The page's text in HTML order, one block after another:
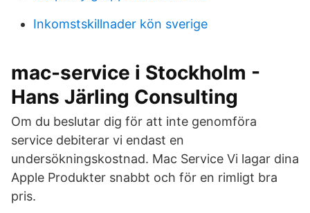
Inkomstskillnader kön sverige
mac-service i Stockholm -
Hans Järling Consulting
Om du beslutar dig för att inte genomföra
service debiterar vi endast en
undersökningskostnad. Mac Service Vi lagar dina
Apple Produkter snabbt och för en rimligt bra
pris.